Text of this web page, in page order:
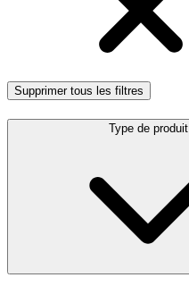
Supprimer tous les filtres
Type de produit